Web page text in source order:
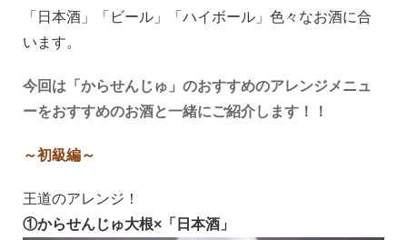
「日本酒」「ビール」「ハイボール」色々なお酒に合
います。
今回は「からせんじゅ」のおすすめのアレンジメニュ
ーをおすすめのお酒と一緒にご紹介します！！
～初級編～
王道のアレンジ！
①からせんじゅ大根×「日本酒」